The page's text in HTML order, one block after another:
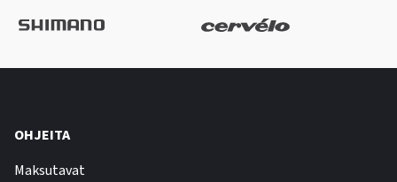
OHJEITA
Maksutavat